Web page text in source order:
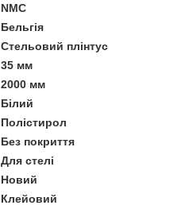
NMC
Бельгія
Стельовий плінтус
35 мм
2000 мм
Білий
Полістирол
Без покриття
Для стелі
Новий
Клейовий